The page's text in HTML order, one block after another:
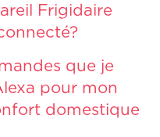
Frigidaire
que je
pour mon
domestique